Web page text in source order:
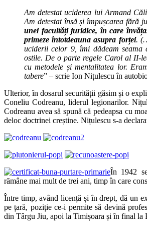
Am detestat uciderea lui Armand
Am detestat însă și împușcarea fără
unei facultăți juridice, în care
primeze întotdeauna asupra forței.
uciderii celor 9, îmi dădeam
ostile. De o parte regele Carol al II-
cu metodele și mentalitatea lor.
tabere” – scrie Ion Nițulescu în
Ulterior, în dosarul securității găsim și o
Coneliu Codreanu, liderul legionarilor.
Codreanu avea să spună că pedeapsa cu
deloc doctrinei creștine. Nițulescu s-a
În 1942
rămâne mai mult de trei ani, timp în care
Între timp, având licență și în drept, dă un
pe țară, poziție ce-i permite să devină
din Târgu Jiu, apoi la Timișoara și în final